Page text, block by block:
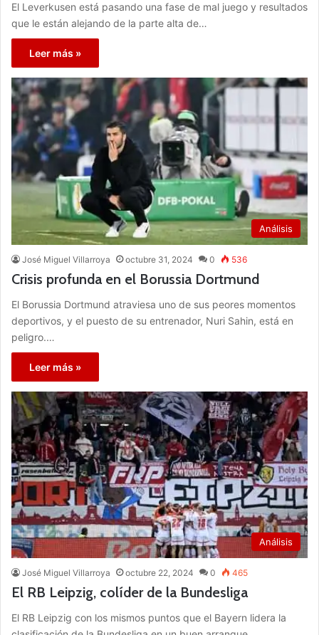
El Leverkusen está pasando una fase de mal juego y resultados
que le están alejando de la parte alta de…
Leer más »
Análisis
José Miguel Villarroya octubre 31, 2024 0 536
Crisis profunda en el Borussia Dortmund
El Borussia Dortmund atraviesa uno de sus peores momentos
deportivos, y el puesto de su entrenador, Nuri Sahin, está en
peligro.…
Leer más »
Análisis
José Miguel Villarroya octubre 22, 2024 0 465
El RB Leipzig, colíder de la Bundesliga
El RB Leipzig con los mismos puntos que el Bayern lidera la